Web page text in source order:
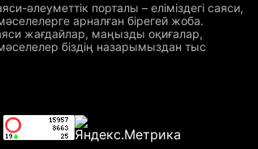
әлеуметтік порталы – еліміздегі саяси,
арналған бірегей жоба.
жағдайлар, маңызды оқиғалар,
біздің назарымыздан тыс